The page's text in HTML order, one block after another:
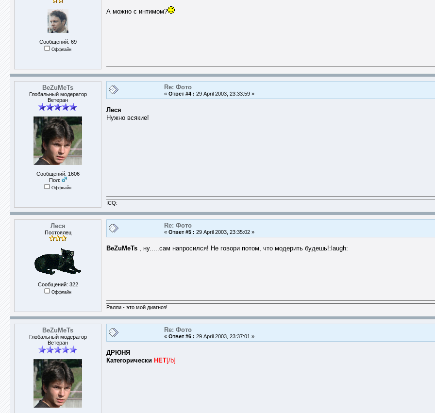
Сообщений: 69
Оффлайн
А можно с интимом?
BeZuMeTs
Глобальный модератор
Ветеран
Сообщений: 1606
Пол:
Оффлайн
Re: Фото
« Ответ #4 : 29 April 2003, 23:33:59 »
Леся
Нужно всякие!
ICQ:
Леся
Постоялец
Сообщений: 322
Оффлайн
Re: Фото
« Ответ #5 : 29 April 2003, 23:35:02 »
BeZuMeTs , ну.....сам напросился! Не говори потом, что модерить будешь!:laugh:
Ралли - это мой диагноз!
BeZuMeTs
Глобальный модератор
Ветеран
Re: Фото
« Ответ #6 : 29 April 2003, 23:37:01 »
ДРЮНЯ
Категорически НЕТ[/b]